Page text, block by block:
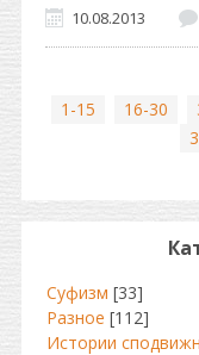
10.08.2013
1-15 16-30
Суфизм [33]
Разное [112]
Истории